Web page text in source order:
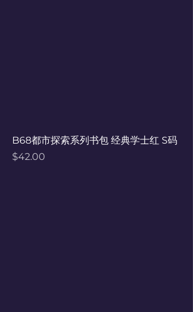
B68都市探索系列书包 经典学士红 S码
Price
$42.00